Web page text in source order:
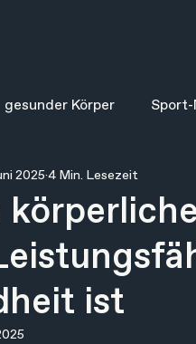
gesunder Körper
ist
2025 4 Min. Lesezeit